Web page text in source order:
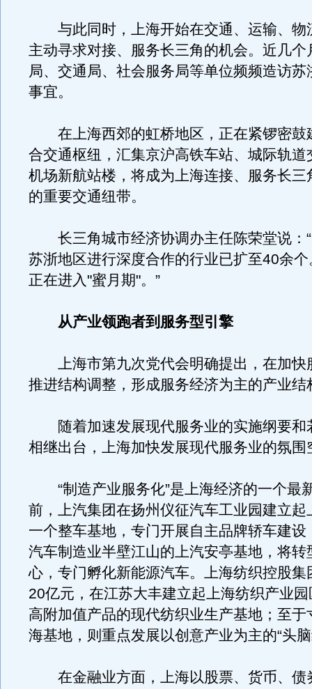
与此同时，上海开始在交通、运输、物
主动寻求对接、服务长三角的机会。近几个
局、交通局、社会服务局等单位频频造访苏
事宜。
在上海西郊的虹桥地区，正在紧锣密鼓
合交通枢纽，汇集京沪高铁车站、城际轨道
机场新航站楼，将成为上海连接、服务长三
的重要交通纽带。
长三角城市经济协调办主任陈荣堂说：“
苏浙地区进行深度合作的行业已扩至40余
正在进入"蜜月期"。”
从产业领跑者到服务型引擎
上海市第九次党代会明确提出，在加快
推进结构调整，形成服务经济为主的产业结
随着加速发展现代服务业的实施纲要和
相继出台，上海加快发展现代服务业的氛围
“制造产业服务化”是上海经济的一个最
前，上汽集团在扬州仪征汽车工业园建立起
一个整车基地，专门开展自主品牌轿车建设
汽车制造业半壁江山的上汽安亭基地，将转
心，专门孵化新能源汽车。上海纺织控股集
20亿元，在江苏大丰建立起上海纺织产业
高附加值产品的现代纺织业生产基地；至于
海基地，则重点发展以创意产业为主的“头
在金融业方面，上海以股票、货币、债